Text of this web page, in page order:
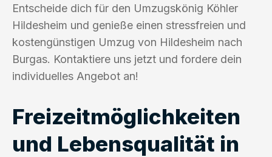
Entscheide dich für den Umzugskönig Köhler
Hildesheim und genieße einen stressfreien und
kostengünstigen Umzug von Hildesheim nach
Burgas. Kontaktiere uns jetzt und fordere dein
individuelles Angebot an!
Freizeitmöglichkeiten
und Lebensqualität in